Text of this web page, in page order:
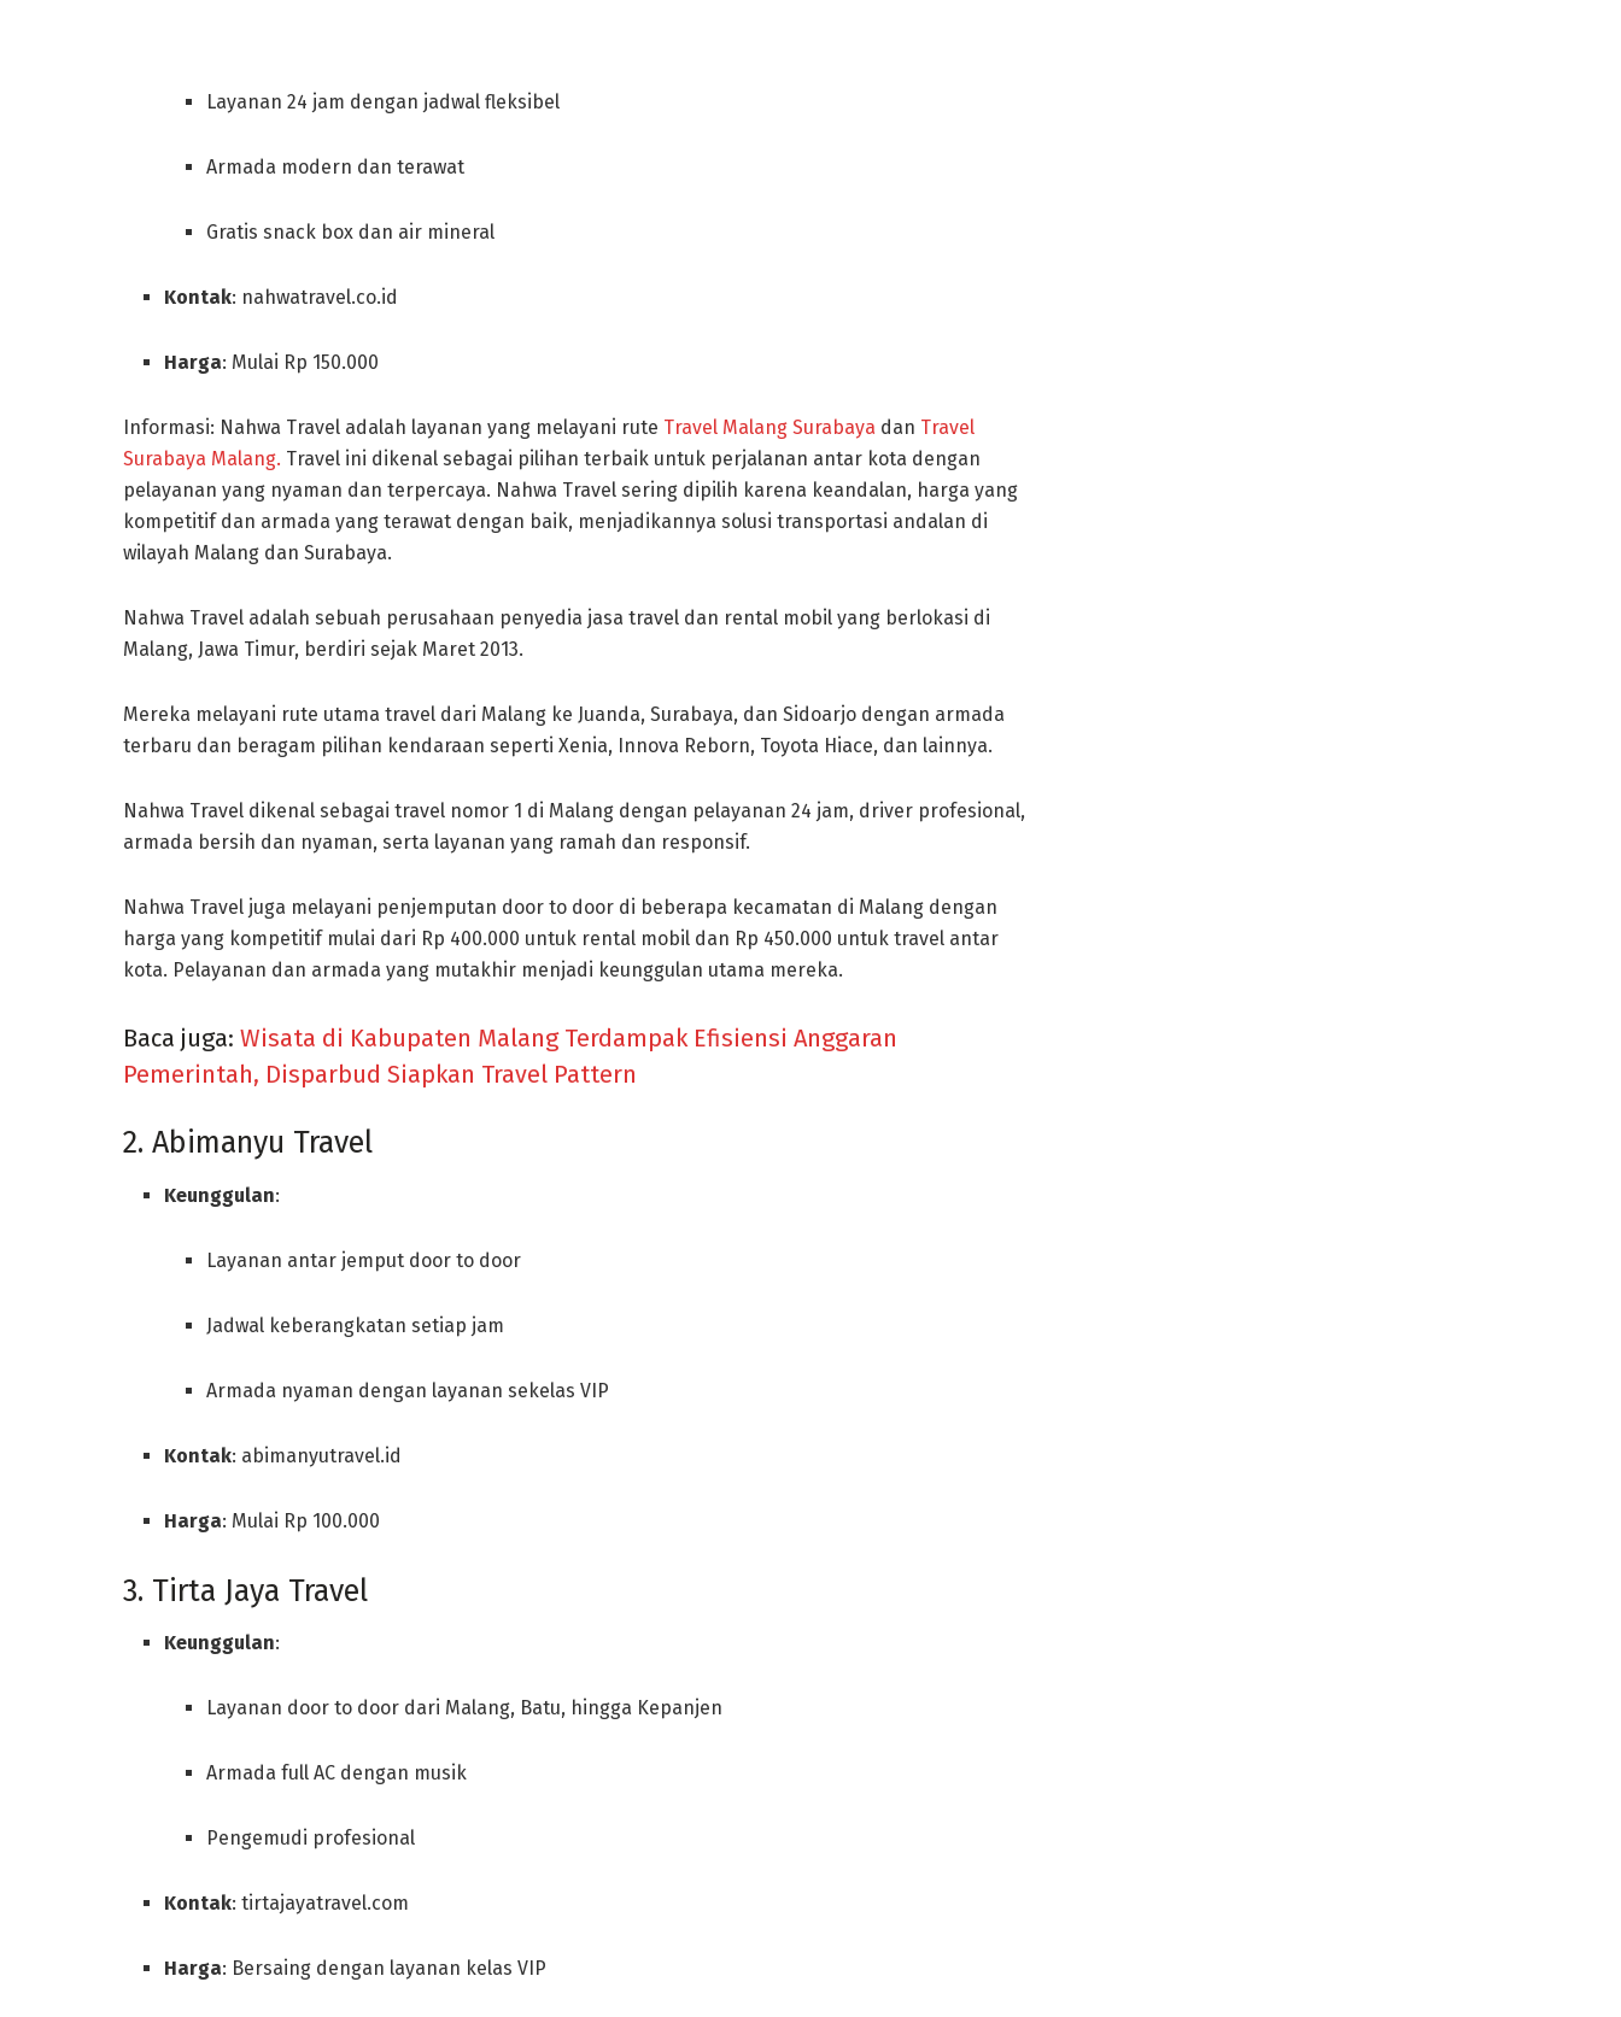
Layanan 24 jam dengan jadwal fleksibel
Armada modern dan terawat
Gratis snack box dan air mineral
Kontak: nahwatravel.co.id
Harga: Mulai Rp 150.000
Informasi: Nahwa Travel adalah layanan yang melayani rute Travel Malang Surabaya dan Travel
Surabaya Malang. Travel ini dikenal sebagai pilihan terbaik untuk perjalanan antar kota dengan
pelayanan yang nyaman dan terpercaya. Nahwa Travel sering dipilih karena keandalan, harga yang
kompetitif dan armada yang terawat dengan baik, menjadikannya solusi transportasi andalan di
wilayah Malang dan Surabaya.
Nahwa Travel adalah sebuah perusahaan penyedia jasa travel dan rental mobil yang berlokasi di
Malang, Jawa Timur, berdiri sejak Maret 2013.
Mereka melayani rute utama travel dari Malang ke Juanda, Surabaya, dan Sidoarjo dengan armada
terbaru dan beragam pilihan kendaraan seperti Xenia, Innova Reborn, Toyota Hiace, dan lainnya.
Nahwa Travel dikenal sebagai travel nomor 1 di Malang dengan pelayanan 24 jam, driver profesional,
armada bersih dan nyaman, serta layanan yang ramah dan responsif.
Nahwa Travel juga melayani penjemputan door to door di beberapa kecamatan di Malang dengan
harga yang kompetitif mulai dari Rp 400.000 untuk rental mobil dan Rp 450.000 untuk travel antar
kota. Pelayanan dan armada yang mutakhir menjadi keunggulan utama mereka.
Baca juga: Wisata di Kabupaten Malang Terdampak Efisiensi Anggaran
Pemerintah, Disparbud Siapkan Travel Pattern
2. Abimanyu Travel
Keunggulan:
Layanan antar jemput door to door
Jadwal keberangkatan setiap jam
Armada nyaman dengan layanan sekelas VIP
Kontak: abimanyutravel.id
Harga: Mulai Rp 100.000
3. Tirta Jaya Travel
Keunggulan:
Layanan door to door dari Malang, Batu, hingga Kepanjen
Armada full AC dengan musik
Pengemudi profesional
Kontak: tirtajayatravel.com
Harga: Bersaing dengan layanan kelas VIP